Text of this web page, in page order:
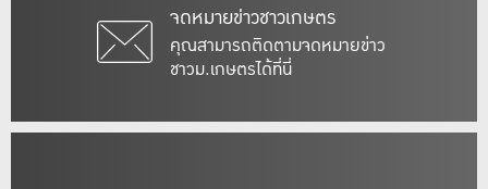
จดหมายข่าวชาวเกษตร
คุณสามารถติดตามจดหมายข่าว
ชาวม.เกษตรได้ที่นี่